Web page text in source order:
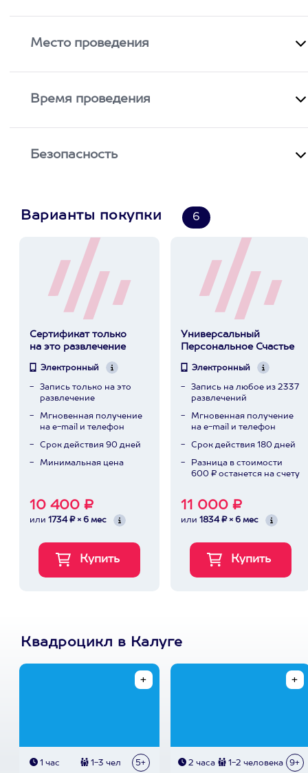
Место проведения
Время проведения
Безопасность
Варианты покупки 6
Сертификат только
на это развлечение
Электронный
Запись только на это
развлечение
Мгновенная получение
на e-mail и телефон
Срок действия 90 дней
Минимальная цена
10 400 ₽
или 1734 ₽ × 6 мес
Универсальный
Персональное Счастье
Электронный
Запись на любое из 2337
развлечений
Мгновенная получение
на e-mail и телефон
Срок действия 180 дней
Разница в стоимости
600 ₽ останется на счету
11 000 ₽
или 1834 ₽ × 6 мес
Квадроцикл в Калуге
1 час 1-3 чел 5+ 2 часа 1-2 человека 9+